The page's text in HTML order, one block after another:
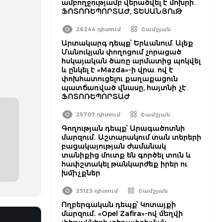
ամբողջությամբ վերածվել է մոխրի.
ՖՈՏՈՌԵՊՈՐՏԱԺ, ՏԵՍԱՆՅՈւԹ
26244 դիտում Շամշյան
Արտակարգ դեպք՝ Երևանում. Ալեք
Մանուկյան փողոցում չորացած
հսկայական ծառը արմատից պոկվել
և ընկել է «Mazda»-ի վրա. ով է
փոխհատուցելու քաղաքացուն
պատճառված վնասը, հայտնի չէ.
ՖՈՏՈՌԵՊՈՐՏԱԺ
25707 դիտում Շամշյան
Գողության դեպք՝ Արագածոտնի
մարզում․ Աշտարակում տան տերերի
բացակայության ժամանակ
տանիքից մուտք են գործել տուն և
հափշտակել թանկարժեք իրեր ու
խմիչքներ
25123 դիտում Շամշյան
Ողբերգական դեպք՝ Կոտայքի
մարզում․ «Opel Zafira»-ով մեղվի